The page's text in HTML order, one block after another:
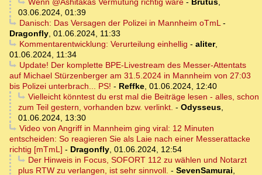
Wenn @Ashitakas Vermutung richtig wäre- Brutus,
03.06.2024, 01:39
Danisch: Das Versagen der Polizei in Mannheim oTmL-
Dragonfly, 01.06.2024, 11:33
Kommentarentwicklung: Verurteilung einhellig - aliter,
01.06.2024, 11:34
Update! Der komplette BPE-Livestream des Messer-Attentats
auf Michael Stürzenberger am 31.5.2024 in Mannheim von 27:03
bis Polizei unterbrach... PS! - Reffke, 01.06.2024, 12:40
Vielleicht könntest du erst mal die Beiträge lesen - alles, schon
zum Teil gestern, vorhanden bzw. verlinkt. - Odysseus,
01.06.2024, 13:30
Video von Angriff in Mannheim ging viral: 12 Minuten
entscheiden: So reagieren Sie als Laie nach einer Messerattacke
richtig [mTmL] - Dragonfly, 01.06.2024, 12:54
Der Hinweis in Focus, SOFORT 112 zu wählen und Notarzt
plus RTW zu verlangen, ist sehr sinnvoll. - SevenSamurai,